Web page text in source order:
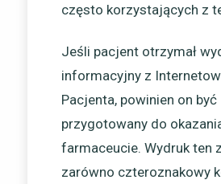
często korzystających z
Jeśli pacjent otrzymał
informacyjny z
Pacjenta, powinien on być
przygotowany do
farmaceucie. Wydruk ten
zarówno czteroznakowy